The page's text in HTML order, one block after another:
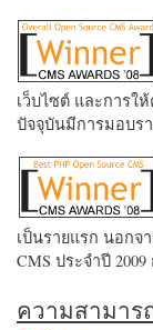
เว็บไซต์ และการ
ปัจจุบันมีการมอบร
เป็นรายแรก นอกจา
CMS ประจำปี
ความสามาร